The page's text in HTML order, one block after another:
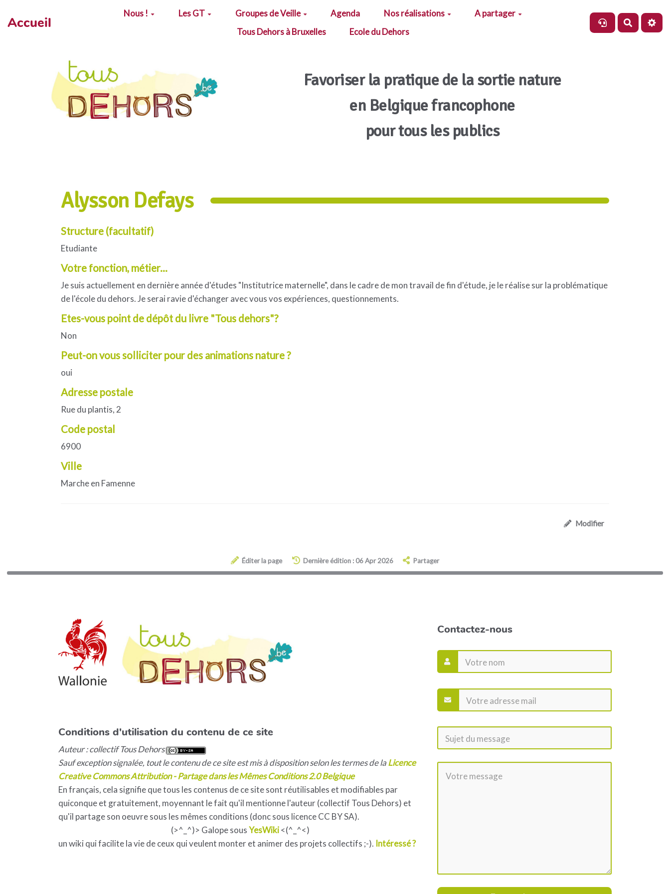
Accueil
Nous ! Les GT Groupes de Veille Agenda Nos réalisations
A partager
Tous Dehors à Bruxelles
Ecole du Dehors
Favoriser la pratique de la sortie nature
en Belgique francophone
pour tous les publics
Alysson Defays
Structure (facultatif)
Etudiante
Votre fonction, métier...
Je suis actuellement en dernière année d'études "Institutrice maternelle", dans le cadre de mon travail de fin d'étude, je le réalise sur la problématique
de l'école du dehors. Je serai ravie d'échanger avec vous vos expériences, questionnements.
Etes-vous point de dépôt du livre "Tous dehors"?
Non
Peut-on vous solliciter pour des animations nature ?
oui
Adresse postale
Rue du plantis, 2
Code postal
6900
Ville
Marche en Famenne
Modifier
Éditer la page Dernière édition : 06 Apr 2026 Partager
Conditions d'utilisation du contenu de ce site
Auteur : collectif Tous Dehors
Sauf exception signalée, tout le contenu de ce site est mis à disposition selon les termes de laLicence
Creative Commons Attribution - Partage dans les Mêmes Conditions 2.0 Belgique
En français, cela signifie que tous les contenus de ce site sont réutilisables et modifiables par
quiconque et gratuitement, moyennant le fait qu'il mentionne l'auteur (collectif Tous Dehors) et
qu'il partage son oeuvre sous les mêmes conditions (donc sous licence CC BY SA).
(>^_^)> Galope sousYesWiki<(^_^<)
un wiki qui facilite la vie de ceux qui veulent monter et animer des projets collectifs ;-). Intéressé ?
Contactez-nous